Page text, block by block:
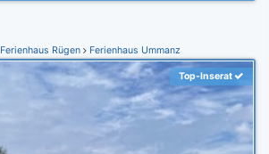
Ferienhaus Rügen Ferienhaus Ummanz
Top-Inserat